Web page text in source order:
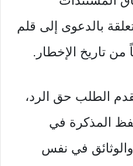
بالدعوى إلى قلم
من تاريخ الإخطار.
الطلب حق الرد،
حفظ المذكرة في
والوثائق في نفس